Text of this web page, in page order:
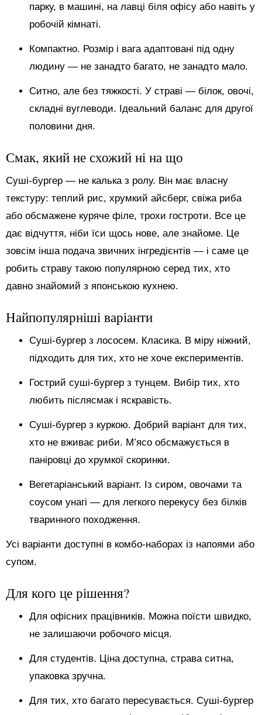
парку, в машині, на лавці біля офісу або навіть у
робочій кімнаті.
Компактно. Розмір і вага адаптовані під одну
людину — не занадто багато, не занадто мало.
Ситно, але без тяжкості. У страві — білок, овочі,
складні вуглеводи. Ідеальний баланс для другої
половини дня.
Смак, який не схожий ні на що
Суші-бургер — не калька з ролу. Він має власну
текстуру: теплий рис, хрумкий айсберг, свіжа риба
або обсмажене куряче філе, трохи гостроти. Все це
дає відчуття, ніби їси щось нове, але знайоме. Це
зовсім інша подача звичних інгредієнтів — і саме це
робить страву такою популярною серед тих, хто
давно знайомий з японською кухнею.
Найпопулярніші варіанти
Суші-бургер з лососем. Класика. В міру ніжний,
підходить для тих, хто не хоче експериментів.
Гострий суші-бургер з тунцем. Вибір тих, хто
любить післясмак і яскравість.
Суші-бургер з куркою. Добрий варіант для тих,
хто не вживає риби. М’ясо обсмажується в
паніровці до хрумкої скоринки.
Вегетаріанський варіант. Із сиром, овочами та
соусом унагі — для легкого перекусу без білків
тваринного походження.
Усі варіанти доступні в комбо-наборах із напоями або
супом.
Для кого це рішення?
Для офісних працівників. Можна поїсти швидко,
не залишаючи робочого місця.
Для студентів. Ціна доступна, страва ситна,
упаковка зручна.
Для тих, хто багато пересувається. Суші-бургер